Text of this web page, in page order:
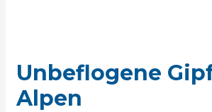
Unbeflogene
Alpen
Alpen